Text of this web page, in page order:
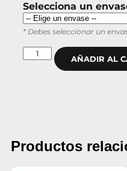
Selecciona un
* Debes seleccionar un
AÑADIR AL
Productos